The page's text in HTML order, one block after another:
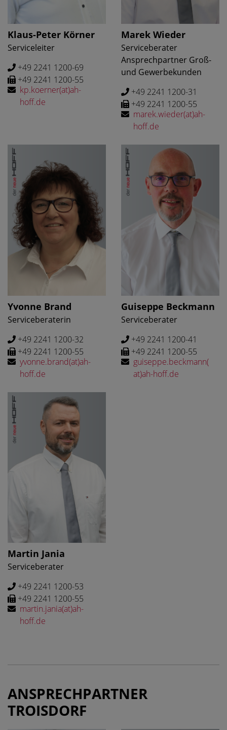
Klaus-Peter Körner
Serviceleiter
+49 2241 1200-69
+49 2241 1200-55
kp.koerner(at)ah-
hoff.de
Marek Wieder
Serviceberater
Ansprechpartner Groß-
und Gewerbekunden
+49 2241 1200-31
+49 2241 1200-55
marek.wieder(at)ah-
hoff.de
Yvonne Brand
Serviceberaterin
+49 2241 1200-32
+49 2241 1200-55
yvonne.brand(at)ah-
hoff.de
Guiseppe Beckmann
Serviceberater
+49 2241 1200-41
+49 2241 1200-55
guiseppe.beckmann(
at)ah-hoff.de
Martin Jania
Serviceberater
+49 2241 1200-53
+49 2241 1200-55
martin.jania(at)ah-
hoff.de
ANSPRECHPARTNER
TROISDORF